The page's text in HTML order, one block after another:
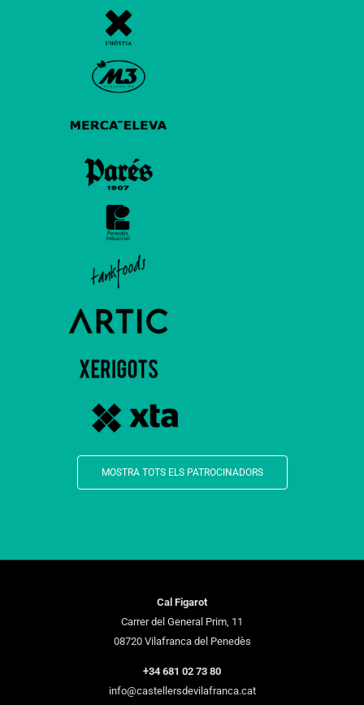
MOSTRA TOTS ELS PATROCINADORS
Cal Figarot
Carrer del General Prim, 11
08720 Vilafranca del Penedès
+34 681 02 73 80
info@castellersdevilafranca.cat